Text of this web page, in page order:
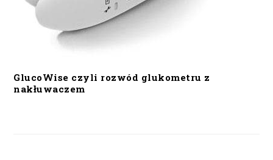
GlucoWise czyli rozwód glukometru z
nakłuwaczem